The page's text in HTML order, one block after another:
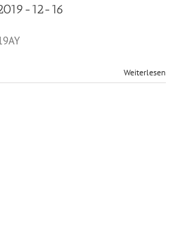
12-16
Weiterlesen